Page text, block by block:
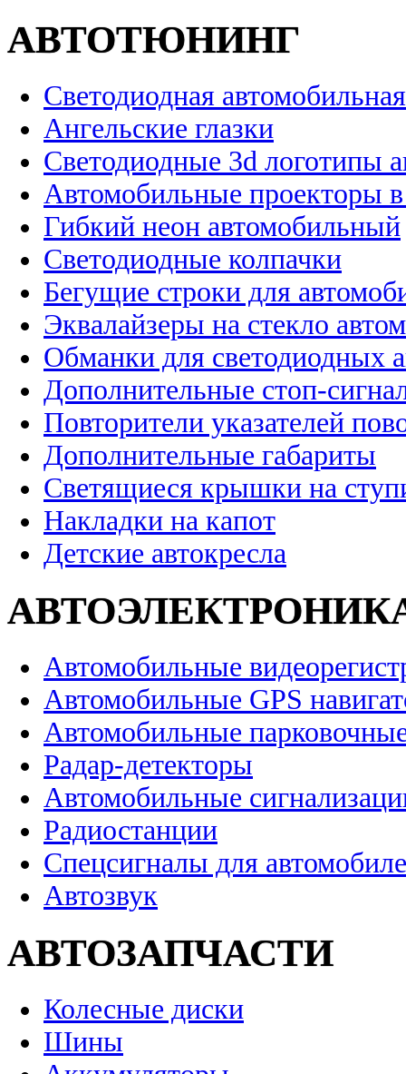
АВТОТЮНИНГ
Светодиодная
Ангельские глазки
Светодиодные 3d логотипы
Автомобильные проекторы
Гибкий неон автомобильный
Светодиодные колпачки
Бегущие строки для
Эквалайзеры на стекло
Обманки для светодиодных
Дополнительные стоп-
Повторители указателей
Дополнительные габариты
Светящиеся крышки на
Накладки на капот
Детские автокресла
Автомобильные
Автомобильные GPS
Автомобильные
Радар-детекторы
Автомобильные
Радиостанции
Спецсигналы для
Автозвук
АВТОЗАПЧАСТИ
Колесные диски
Шины